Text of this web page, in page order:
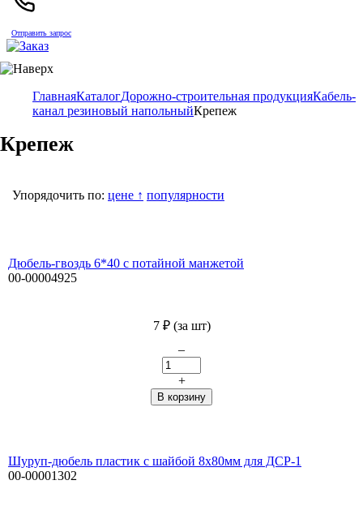
Отправить запрос
ГлавнаяКаталогДорожно-строительная продукцияКабель-
канал резиновый напольныйКрепеж
Крепеж
Упорядочить по: цене ↑ популярности
Дюбель-гвоздь 6*40 с потайной манжетой
00-00004925
7 ₽ (за шт)
–
+
Шуруп-дюбель пластик с шайбой 8х80мм для ДСР-1
00-00001302